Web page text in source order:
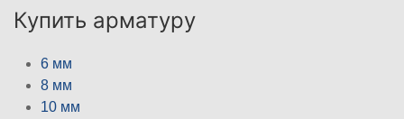
Купить арматуру
6 мм
8 мм
10 мм